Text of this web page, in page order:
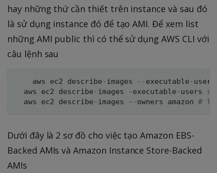
hay những thứ cần thiết trên instance và sau đó
là sử dụng instance đó để tạo AMI. Để xem list
những AMI public thì có thể sử dụng AWS CLI với
câu lệnh sau
    aws ec2 describe
-images --executable-
  aws ec2 describe
-images -executable-users
  aws ec2 describe
-images --owners amazon #
Dưới đây là 2 sơ đồ cho việc tạo Amazon EBS-
Backed AMIs và Amazon Instance Store-Backed
AMIs